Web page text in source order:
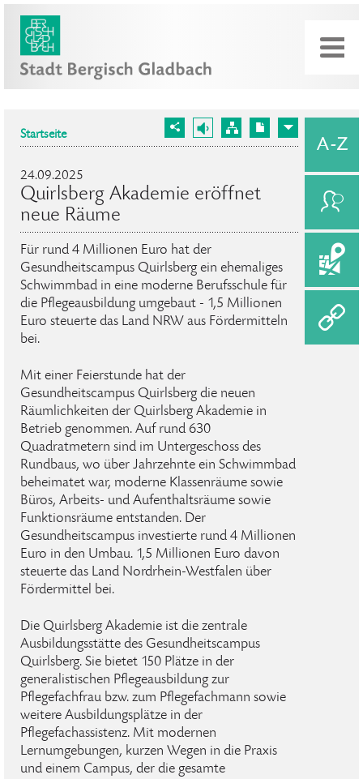
Startseite
24.09.2025
Quirlsberg Akademie eröffnet
neue Räume
Für rund 4 Millionen Euro hat der
Gesundheitscampus Quirlsberg ein ehemaliges
Schwimmbad in eine moderne Berufsschule für
die Pflegeausbildung umgebaut - 1,5 Millionen
Euro steuerte das Land NRW aus Fördermitteln
bei.
Mit einer Feierstunde hat der
Gesundheitscampus Quirlsberg die neuen
Räumlichkeiten der Quirlsberg Akademie in
Betrieb genommen. Auf rund 630
Quadratmetern sind im Untergeschoss des
Rundbaus, wo über Jahrzehnte ein Schwimmbad
beheimatet war, moderne Klassenräume sowie
Büros, Arbeits- und Aufenthaltsräume sowie
Funktionsräume entstanden. Der
Gesundheitscampus investierte rund 4 Millionen
Euro in den Umbau. 1,5 Millionen Euro davon
steuerte das Land Nordrhein-Westfalen über
Fördermittel bei.
Die Quirlsberg Akademie ist die zentrale
Ausbildungsstätte des Gesundheitscampus
Quirlsberg. Sie bietet 150 Plätze in der
generalistischen Pflegeausbildung zur
Pflegefachfrau bzw. zum Pflegefachmann sowie
weitere Ausbildungsplätze in der
Pflegefachassistenz. Mit modernen
Lernumgebungen, kurzen Wegen in die Praxis
und einem Campus, der die gesamte